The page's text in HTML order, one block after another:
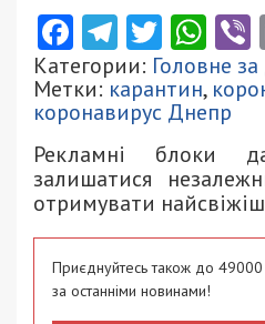
Facebook
Telegram
Категории: Головне
Метки: карантин,
коронавирус Днепр
Рекламні блоки
залишатися
отримувати
Приєднуйтесь також до
за останніми новинами!